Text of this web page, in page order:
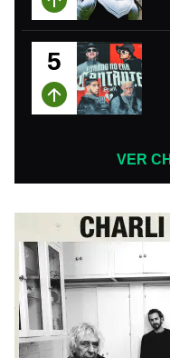
5
VER